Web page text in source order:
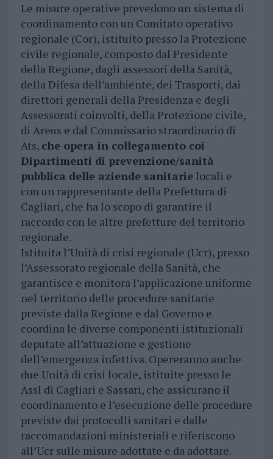
Le misure operative prevedono un sistema di
coordinamento con un Comitato operativo
regionale (Cor), istituito presso la Protezione
civile regionale, composto dal Presidente
della Regione, dagli assessori della Sanità,
della Difesa dell’ambiente, dei Trasporti, dai
direttori generali della Presidenza e degli
Assessorati coinvolti, della Protezione civile,
di Areus e dal Commissario straordinario di
Ats, che opera in collegamento coi
Dipartimenti di prevenzione/sanità
pubblica delle aziende sanitarielocali e
con un rappresentante della Prefettura di
Cagliari, che ha lo scopo di garantire il
raccordo con le altre prefetture del territorio
regionale.
Istituita l’Unità di crisi regionale (Ucr), presso
l’Assessorato regionale della Sanità, che
garantisce e monitora l’applicazione uniforme
nel territorio delle procedure sanitarie
previste dalla Regione e dal Governo e
coordina le diverse componenti istituzionali
deputate all’attuazione e gestione
dell’emergenza infettiva. Opereranno anche
due Unità di crisi locale, istituite presso le
Assl di Cagliari e Sassari, che assicurano il
coordinamento e l’esecuzione delle procedure
previste dai protocolli sanitari e dalle
raccomandazioni ministeriali e riferiscono
all’Ucr sulle misure adottate e da adottare.